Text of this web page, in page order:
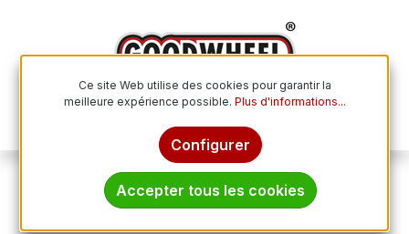
Achetez vos jantes en ligne chez
Ce site Web utilise des cookies pour garantir la
meilleure expérience possible. Plus d'informations...
Configurer
Accepter tous les cookies